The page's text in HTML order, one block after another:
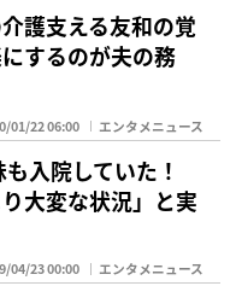
護支える友和の覚
するのが夫の務
01/22 06:00 エンタメニュース
入院していた！
り大変な状況」と実
04/23 00:00 エンタメニュース